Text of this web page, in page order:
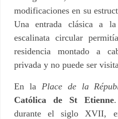
modificaciones en su
Una entrada clásica a
escalinata circular
residencia montado a
privada y no puede ser
En la Place de la
Católica de St Etienne
durante el siglo XVII,